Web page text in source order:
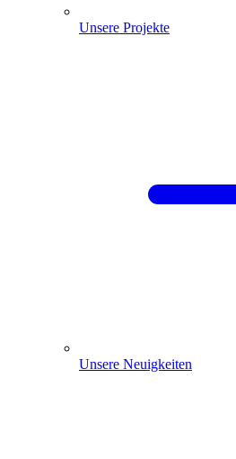
Unsere Projekte
Unsere Neuigkeiten